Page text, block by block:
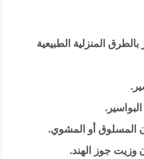
المنزلية الطبيعية
المسلوق أو المشوي.
وزيت جوز الهند.